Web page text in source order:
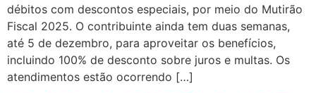
débitos com descontos especiais, por meio do Mutirão
Fiscal 2025. O contribuinte ainda tem duas semanas,
até 5 de dezembro, para aproveitar os benefícios,
incluindo 100% de desconto sobre juros e multas. Os
atendimentos estão ocorrendo […]